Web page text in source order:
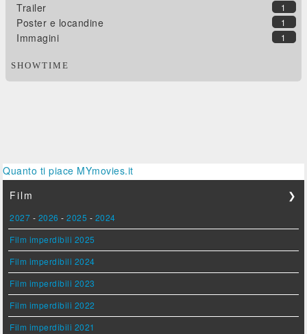
1
Trailer
1
Poster e locandine
1
Immagini
SHOWTIME
Quanto ti piace MYmovies.it
Film
❯
2027 - 2026 -2025 - 2024
Film imperdibili 2025
Film imperdibili 2024
Film imperdibili 2023
Film imperdibili 2022
Film imperdibili 2021